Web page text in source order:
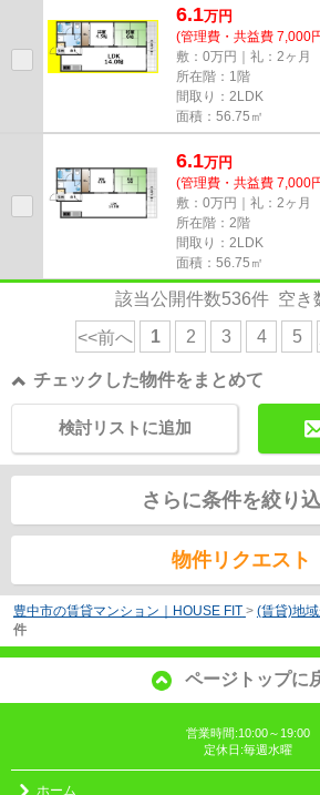
6.1万円
(管理費・共益費 7,000
敷：0万円｜礼：2ヶ月
所在階：1階
間取り：2LDK
面積：56.75㎡
6.1万円
(管理費・共益費 7,000
敷：0万円｜礼：2ヶ月
所在階：2階
間取り：2LDK
面積：56.75㎡
該当公開件数536件 空き
<<前へ 1 2 3 4 5
チェックした物件をまとめて
検討リストに追加
さらに条件を絞り
物件リクエスト
豊中市の賃貸マンション｜HOUSE FIT > (賃貸)地
件
ページトップに
営業時間:10:00～19:00
定休日:毎週水曜
ホーム